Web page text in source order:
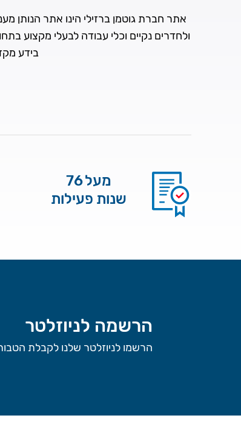
אתר חברת גוטמן ברזילי הינו אתר הנותן
ולחדרים נקיים וכלי עבודה לבעלי מקצוע
בידע
מעל 76
שנות פעילות
הרשמה לניוזלטר
הרשמו לניוזלטר שלנו לקבלת